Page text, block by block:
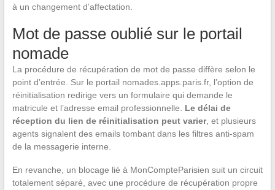
à un changement d’affectation.
Mot de passe oublié sur le portail
nomade
La procédure de récupération de mot de passe diffère selon le
point d’entrée. Sur le portail nomades.apps.paris.fr, l’option de
réinitialisation redirige vers un formulaire qui demande le
matricule et l’adresse email professionnelle. Le délai de
réception du lien de réinitialisation peut varier, et plusieurs
agents signalent des emails tombant dans les filtres anti-spam
de la messagerie interne.
En revanche, un blocage lié à MonCompteParisien suit un circuit
totalement séparé, avec une procédure de récupération propre